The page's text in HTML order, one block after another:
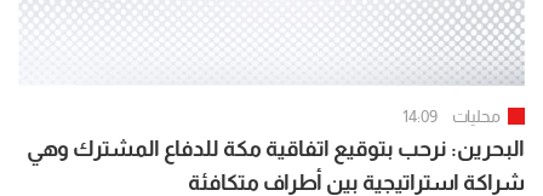
محليات 14:09
البحرين: نرحب بتوقيع اتفاقية مكة للدفاع المشترك وهي
شراكة استراتيجية بين أطراف متكافئة